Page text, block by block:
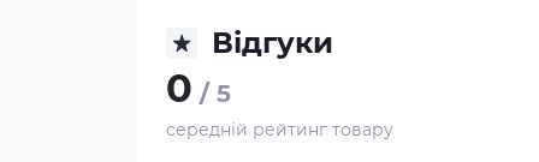
Відгуки
0 / 5
середній рейтинг товару